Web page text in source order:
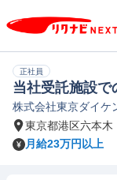
正社員
当社受託施設で
株式会社東京ダイケ
東京都港区六本木
月給23万円以上